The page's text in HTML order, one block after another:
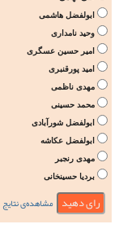
ابولفضل هاشمی
وحید نامداری
امیر حسین عسگری
امید پورقنبری
مهدی ناظمی
محمد حسینی
ابولفضل شورآبادی
ابولفضل عکاشه
مهدی رنجبر
بردیا حسینخانی
مشاهده‌ی نتایج